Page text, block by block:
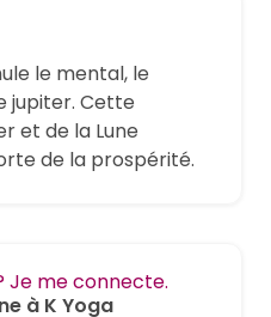
le mental, le
jupiter. Cette
et de la Lune
de la prospérité.
Je me connecte.
à K Yoga